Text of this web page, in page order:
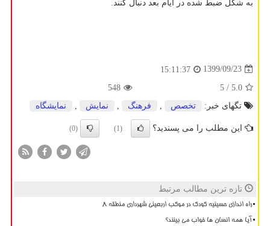
به شکل ضبط شده در ایام بعد دنبال کنند.
1399/09/23
15:11:37
5.0
/ 5
548
تگهای خبر:
تخصص فرهنگ نمایش نمایشگاه
این مطلب را می پسندید؟ (1)
(0)
تازه ترین مطالب مرتبط
راه اندازی حسینیه کودک در موکب اربعینی شهرداری منطقه ۸
آیا همه انسان ها خواب می بینند؟